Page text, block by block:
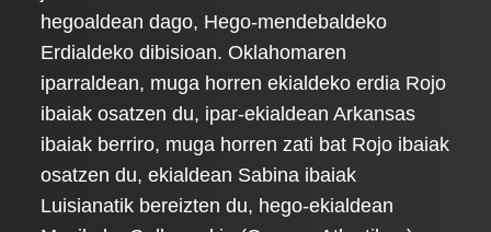
hegoaldean dago, Hego-mendebaldeko
Erdialdeko dibisioan. Oklahomaren
iparraldean, muga horren ekialdeko erdia Rojo
ibaiak osatzen du, ipar-ekialdean Arkansas
ibaiak berriro, muga horren zati bat Rojo ibaiak
osatzen du, ekialdean Sabina ibaiak
Luisianatik bereizten du, hego-ekialdean